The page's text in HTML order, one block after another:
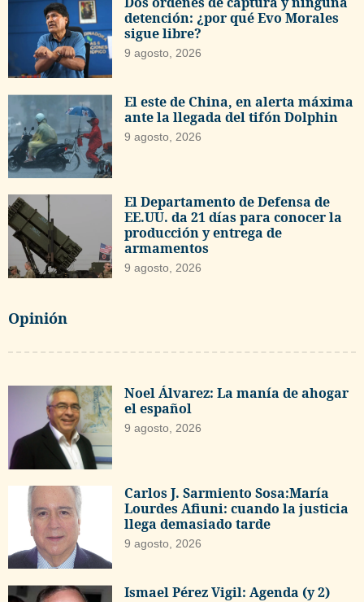
detención: ¿por qué Evo Morales
sigue libre?
9 agosto, 2026
El este de China, en alerta máxima
ante la llegada del tifón Dolphin
9 agosto, 2026
El Departamento de Defensa de
EE.UU. da 21 días para conocer la
producción y entrega de
armamentos
9 agosto, 2026
Opinión
Noel Álvarez: La manía de ahogar
el español
9 agosto, 2026
Carlos J. Sarmiento Sosa:María
Lourdes Afiuni: cuando la justicia
llega demasiado tarde
9 agosto, 2026
Ismael Pérez Vigil: Agenda (y 2)